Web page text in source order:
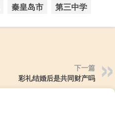
秦皇岛市 第三中学
下一篇
彩礼结婚后是共同财产吗